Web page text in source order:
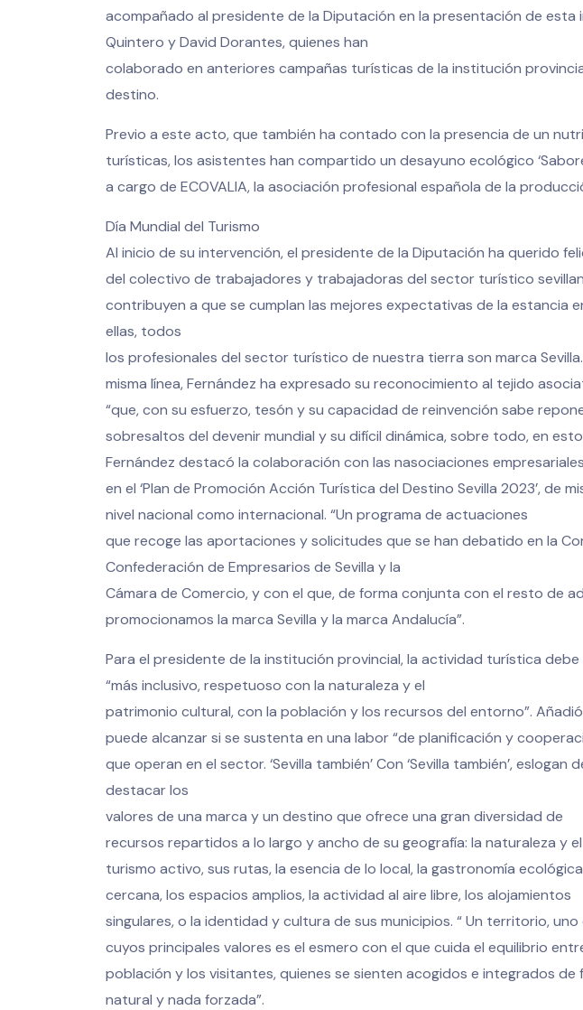
acompañado al presidente de la Diputación en la presentación de
Quintero y David Dorantes, quienes han
colaborado en anteriores campañas turísticas de la institución
destino.
Previo a este acto, que también ha contado con la presencia de un
turísticas, los asistentes han compartido un desayuno ecológico
a cargo de ECOVALIA, la asociación profesional española de la
Día Mundial del Turismo
Al inicio de su intervención, el presidente de la Diputación ha querido
del colectivo de trabajadores y trabajadoras del sector turístico
contribuyen a que se cumplan las mejores expectativas de la estancia
ellas, todos
los profesionales del sector turístico de nuestra tierra son marca Sevilla.
misma línea, Fernández ha expresado su reconocimiento al tejido
“que, con su esfuerzo, tesón y su capacidad de reinvención sabe
sobresaltos del devenir mundial y su difícil dinámica, sobre todo, en
Fernández destacó la colaboración con las nasociaciones
en el ‘Plan de Promoción Acción Turística del Destino Sevilla 2023’, de
nivel nacional como internacional. “Un programa de actuaciones
que recoge las aportaciones y solicitudes que se han debatido en la
Confederación de Empresarios de Sevilla y la
Cámara de Comercio, y con el que, de forma conjunta con el resto de
promocionamos la marca Sevilla y la marca Andalucía”.
Para el presidente de la institución provincial, la actividad turística
“más inclusivo, respetuoso con la naturaleza y el
patrimonio cultural, con la población y los recursos del entorno”.
puede alcanzar si se sustenta en una labor “de planificación y
que operan en el sector. ‘Sevilla también’ Con ‘Sevilla también’, eslogan
destacar los
valores de una marca y un destino que ofrece una gran diversidad de
recursos repartidos a lo largo y ancho de su geografía: la naturaleza y el
turismo activo, sus rutas, la esencia de lo local, la gastronomía
cercana, los espacios amplios, la actividad al aire libre, los alojamientos
singulares, o la identidad y cultura de sus municipios. “ Un territorio, uno
cuyos principales valores es el esmero con el que cuida el equilibrio
población y los visitantes, quienes se sienten acogidos e integrados de
natural y nada forzada”.